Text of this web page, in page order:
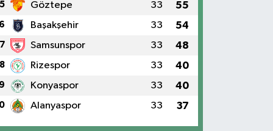
5 Göztepe 33 55
6 Başakşehir 33 54
7 Samsunspor 33 48
8 Rizespor 33 40
9 Konyaspor 33 40
Alanyaspor 33 37